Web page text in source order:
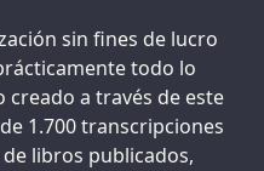
sin fines de lucro
todo lo
creado a través de este
1.700 transcripciones
libros publicados,